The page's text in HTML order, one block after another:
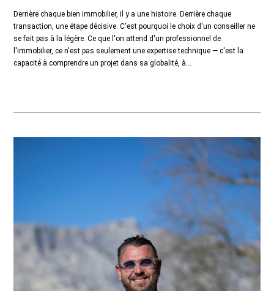
Derrière chaque bien immobilier, il y a une histoire. Derrière chaque
transaction, une étape décisive. C'est pourquoi le choix d'un conseiller ne
se fait pas à la légère. Ce que l'on attend d'un professionnel de
l'immobilier, ce n'est pas seulement une expertise technique — c'est la
capacité à comprendre un projet dans sa globalité, à...